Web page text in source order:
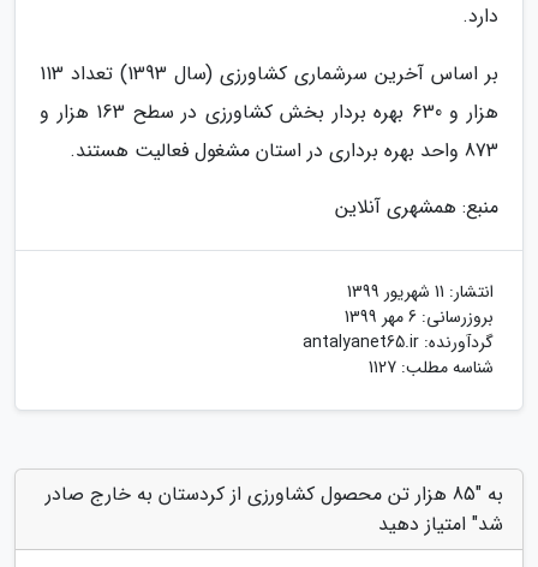
دارد.
بر اساس آخرین سرشماری کشاورزی (سال 1393) تعداد 113
هزار و 630 بهره بردار بخش کشاورزی در سطح 163 هزار و
873 واحد بهره برداری در استان مشغول فعالیت هستند.
منبع: همشهری آنلاین
انتشار: 11 شهریور 1399
بروزرسانی: 6 مهر 1399
گردآورنده: antalyanet65.ir
شناسه مطلب: 1127
به "85 هزار تن محصول کشاورزی از کردستان به خارج صادر
شد" امتیاز دهید